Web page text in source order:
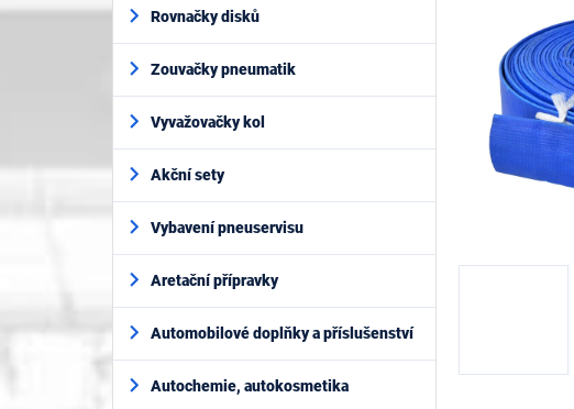
í
e
Rovnačky disků
Zouvačky pneumatik
Vyvažovačky kol
Akční sety
Vybavení pneuservisu
Aretační přípravky
Automobilové doplňky a příslušenství
Autochemie, autokosmetika